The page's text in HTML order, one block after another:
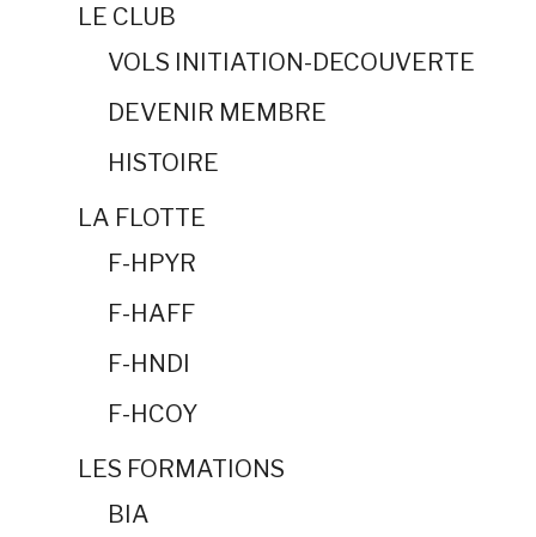
LE CLUB
VOLS INITIATION-DECOUVERTE
DEVENIR MEMBRE
HISTOIRE
LA FLOTTE
F-HPYR
F-HAFF
F-HNDI
F-HCOY
LES FORMATIONS
BIA